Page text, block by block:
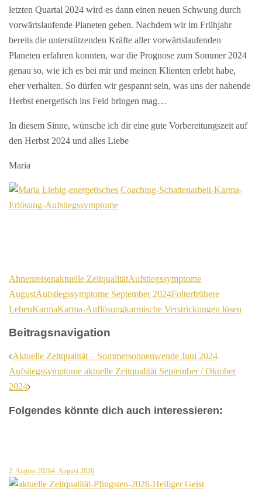
letzten Quartal 2024 wird es dann einen neuen Schwung durch
vorwärtslaufende Planeten geben. Nachdem wir im Frühjahr
bereits die unterstützenden Kräfte aller vorwärtslaufenden
Planeten erfahren konnten, war die Prognose zum Sommer 2024
genau so, wie ich es bei mir und meinen Klienten erlebt habe,
eher verhalten. So dürfen wir gespannt sein, was uns der nahende
Herbst energetisch ins Feld bringen mag…
In diesem Sinne, wünsche ich dir eine gute Vorbereitungszeit auf
den Herbst 2024 und alles Liebe
Maria
Ahnenreisenaktuelle ZeitqualitätAufstiegssymptome
AugustAufstiegssymptome September 2024Folterfrühere
LebenKarmaKarma-Auflösungkarmische Verstrickungen lösen
Beitragsnavigation
Aktuelle Zeitqualität – Sommersonnenwende Juni 2024
Aufstiegssymptome aktuelle Zeitqualität September / Oktober
2024
Folgendes könnte dich auch interessieren:
2. August 20264. August 2026